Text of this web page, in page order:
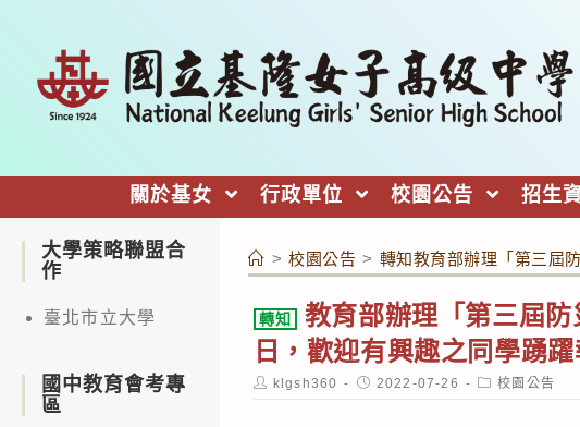
關於基女 行政單位 校園公告 招生
> 校園公告 > 轉知教育部辦理「第三屆
轉知
教育部辦理「第三屆
日，歡迎有興趣之同學踴躍
Post
author:
klgsh360
Post
published:
2022-07-26
Post
category:
校園公告
大學策略聯盟合
作
臺北市立大學
國中教育會考專
區